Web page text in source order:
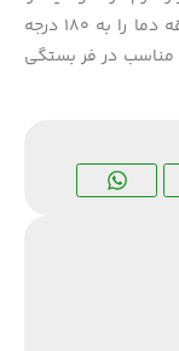
در دمای ۲۱۰ درجه قرار دهید و پس از ۱۵ دقیقه دما را به ۱۸۰ درجه
در فر بستگی